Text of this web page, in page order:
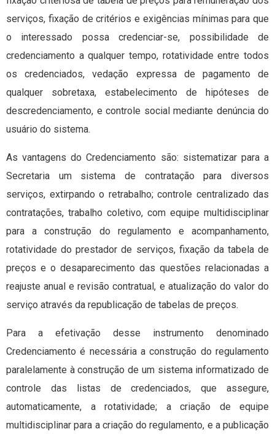
serviços, fixação de critérios e exigências mínimas para que
o interessado possa credenciar-se, possibilidade de
credenciamento a qualquer tempo, rotatividade entre todos
os credenciados, vedação expressa de pagamento de
qualquer sobretaxa, estabelecimento de hipóteses de
descredenciamento, e controle social mediante denúncia do
usuário do sistema.
As vantagens do Credenciamento são: sistematizar para a
Secretaria um sistema de contratação para diversos
serviços, extirpando o retrabalho; controle centralizado das
contratações, trabalho coletivo, com equipe multidisciplinar
para a construção do regulamento e acompanhamento,
rotatividade do prestador de serviços, fixação da tabela de
preços e o desaparecimento das questões relacionadas a
reajuste anual e revisão contratual, e atualização do valor do
serviço através da republicação de tabelas de preços.
Para a efetivação desse instrumento denominado
Credenciamento é necessária a construção do regulamento
paralelamente à construção de um sistema informatizado de
controle das listas de credenciados, que assegure,
automaticamente, a rotatividade; a criação de equipe
multidisciplinar para a criação do regulamento, e a publicação